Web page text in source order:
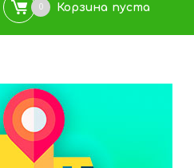
0 Корзина пуста